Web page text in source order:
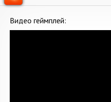
Видео геймплей: